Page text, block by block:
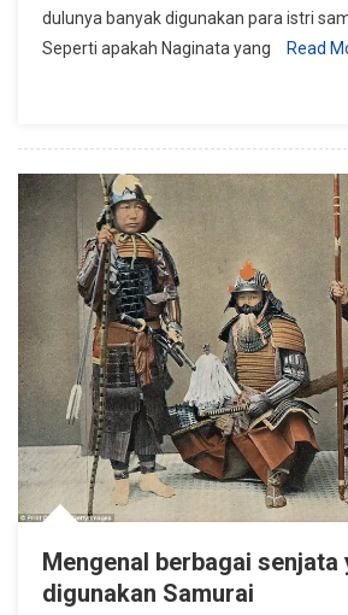
dulunya banyak digunakan para istri
Seperti apakah Naginata yang
Read
Mengenal berbagai senjata
digunakan Samurai